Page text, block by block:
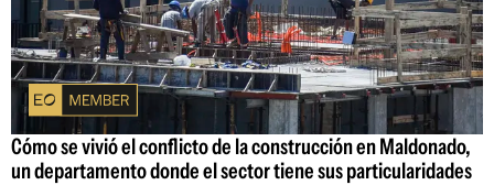
Cómo se vivió el conflicto de la construcción en Maldonado,
un departamento donde el sector tiene sus particularidades